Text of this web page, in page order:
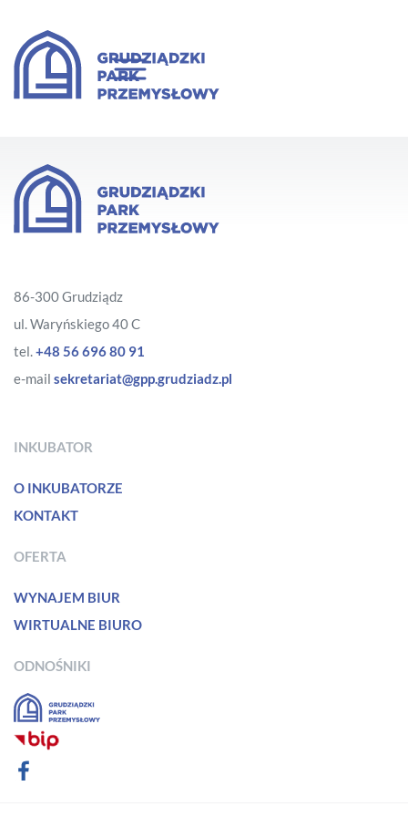
86-300 Grudziądz
ul. Waryńskiego 40 C
tel.+48 56 696 80 91
e-mail sekretariat@gpp.grudziadz.pl
INKUBATOR
O INKUBATORZE
KONTAKT
OFERTA
WYNAJEM BIUR
WIRTUALNE BIURO
ODNOŚNIKI